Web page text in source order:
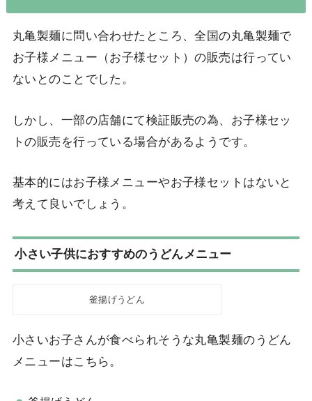
丸亀製麺に問い合わせたところ、全国の丸亀製麺で
お子様メニュー（お子様セット）の販売は行ってい
ないとのことでした。
しかし、一部の店舗にて検証販売の為、お子様セッ
トの販売を行っている場合があるようです。
基本的にはお子様メニューやお子様セットはないと
考えて良いでしょう。
小さい子供におすすめのうどんメニュー
釜揚げうどん
小さいお子さんが食べられそうな丸亀製麺のうどん
メニューはこちら。